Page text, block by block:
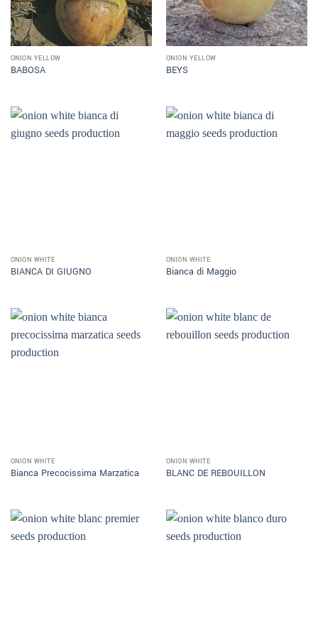
ONION YELLOW
BABOSA
ONION YELLOW
BEYS
ONION WHITE
BIANCA DI GIUGNO
ONION WHITE
Bianca di Maggio
ONION WHITE
Bianca Precocissima Marzatica
ONION WHITE
BLANC DE REBOUILLON